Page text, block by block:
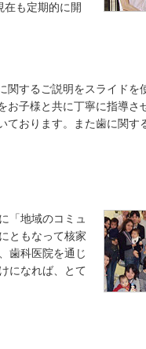
在も定期的に開
関するご説明をスライドを
お子様と共に丁寧に指導さ
ております。また歯に関す
「地域のコミュ
ともなって核家
歯科医院を通じ
になれば、とて